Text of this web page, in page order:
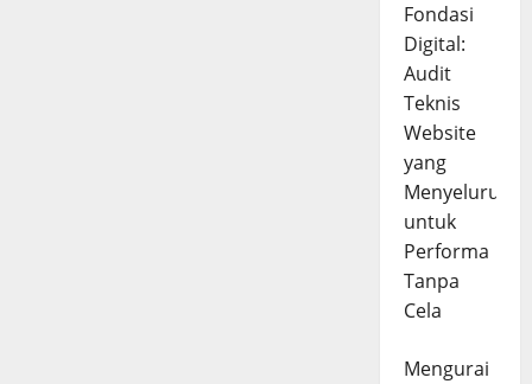
Fondasi
Digital:
Audit
Teknis
Website
yang
Menyeluruh
untuk
Performa
Tanpa
Cela
Mengurai